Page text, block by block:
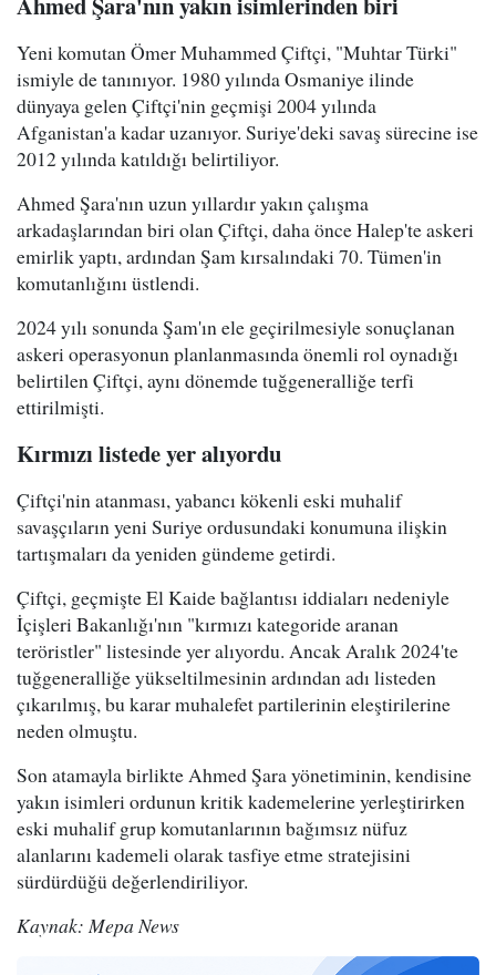
Yeni komutan Ömer Muhammed Çiftçi, "Muhtar Türki"
ismiyle de tanınıyor. 1980 yılında Osmaniye ilinde
dünyaya gelen Çiftçi'nin geçmişi 2004 yılında
Afganistan'a kadar uzanıyor. Suriye'deki savaş sürecine ise
2012 yılında katıldığı belirtiliyor.
Ahmed Şara'nın uzun yıllardır yakın çalışma
arkadaşlarından biri olan Çiftçi, daha önce Halep'te askeri
emirlik yaptı, ardından Şam kırsalındaki 70. Tümen'in
komutanlığını üstlendi.
2024 yılı sonunda Şam'ın ele geçirilmesiyle sonuçlanan
askeri operasyonun planlanmasında önemli rol oynadığı
belirtilen Çiftçi, aynı dönemde tuğgeneralliğe terfi
ettirilmişti.
Kırmızı listede yer alıyordu
Çiftçi'nin atanması, yabancı kökenli eski muhalif
savaşçıların yeni Suriye ordusundaki konumuna ilişkin
tartışmaları da yeniden gündeme getirdi.
Çiftçi, geçmişte El Kaide bağlantısı iddiaları nedeniyle
İçişleri Bakanlığı'nın "kırmızı kategoride aranan
teröristler" listesinde yer alıyordu. Ancak Aralık 2024'te
tuğgeneralliğe yükseltilmesinin ardından adı listeden
çıkarılmış, bu karar muhalefet partilerinin eleştirilerine
neden olmuştu.
Son atamayla birlikte Ahmed Şara yönetiminin, kendisine
yakın isimleri ordunun kritik kademelerine yerleştirirken
eski muhalif grup komutanlarının bağımsız nüfuz
alanlarını kademeli olarak tasfiye etme stratejisini
sürdürdüğü değerlendiriliyor.
Kaynak: Mepa News